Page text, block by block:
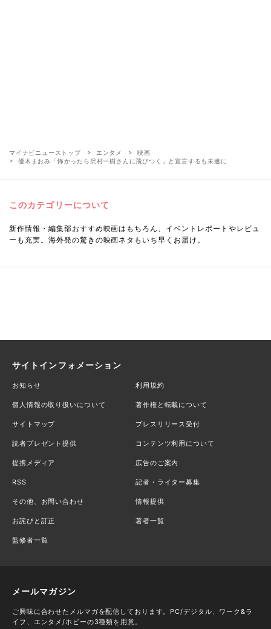
マイナビニューストップ エンタメ
映画
優木まおみ「怖かったら沢村一樹さんに飛びつく」と宣言するも未遂に
このカテゴリーについて
新作情報・編集部おすすめ映画はもちろん、イベントレポートやレビュ
ーも充実。海外発の驚きの映画ネタもいち早くお届け。
サイトインフォメーション
お知らせ 利用規約
個人情報の取り扱いについて 著作権と転載について
サイトマップ プレスリリース受付
読者プレゼント提供 コンテンツ利用について
提携メディア 広告のご案内
RSS 記者・ライター募集
その他、お問い合わせ 情報提供
お詫びと訂正 著者一覧
監修者一覧
メールマガジン
ご興味に合わせたメルマガを配信しております。PC/デジタル、ワーク&ラ
イフ、エンタメ/ホビーの3種類を用意。